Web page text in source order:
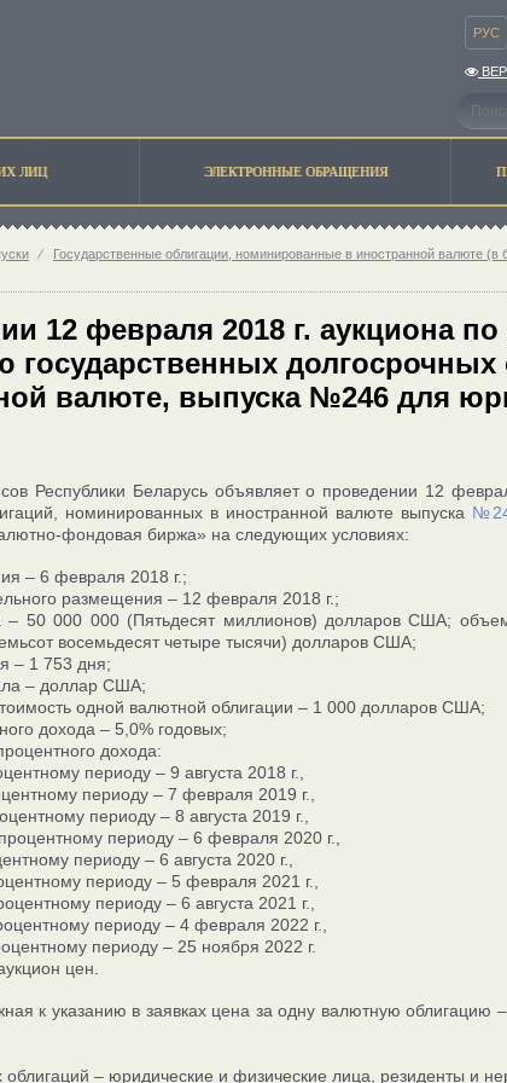
РУС
ЛИЦ ЭЛЕКТРОННЫЕ ОБРАЩЕНИЯ
⁄ Государственные облигации, номинированные в иностранной валюте (в
12 февраля 2018 г. аукциона
государственных
валюте, выпуска №246 для
Республики Беларусь объявляет о проведении 12
номинированных в иностранной валюте выпуска
фондовая биржа» на следующих условиях:
– 6 февраля 2018 г.;
размещения – 12 февраля 2018 г.;
– 50 000 000 (Пятьдесят миллионов) долларов США;
восемьдесят четыре тысячи) долларов США;
– 1 753 дня;
– доллар США;
одной валютной облигации – 1 000 долларов США;
дохода – 5,0% годовых;
дохода:
периоду – 9 августа 2018 г.,
периоду – 7 февраля 2019 г.,
периоду – 8 августа 2019 г.,
периоду – 6 февраля 2020 г.,
периоду – 6 августа 2020 г.,
периоду – 5 февраля 2021 г.,
периоду – 6 августа 2021 г.,
периоду – 4 февраля 2022 г.,
периоду – 25 ноября 2022 г.
цен.
к указанию в заявках цена за одну валютную
– юридические и физические лица, резиденты и